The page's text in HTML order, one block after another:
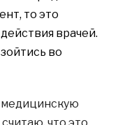
то это
врачей.
во